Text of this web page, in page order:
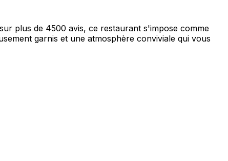
plus de 4500 avis, ce restaurant s'impose comme
garnis et une atmosphère conviviale qui vous